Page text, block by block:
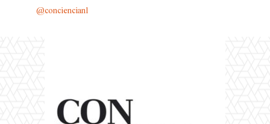
@conciencianl